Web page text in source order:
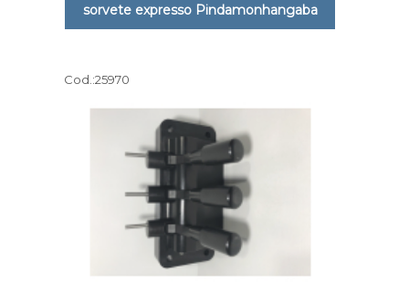
sorvete expresso Pindamonhangaba
Cod.:25970